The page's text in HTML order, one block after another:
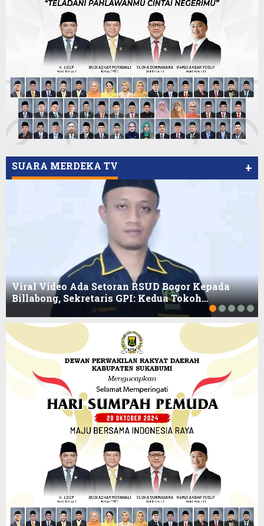
SUARA MERDEKA TV +
Viral Video Ada Setoran RSUD Bogor Kepada
Billabong, Sekretaris GPI: Kedua Tokoh…